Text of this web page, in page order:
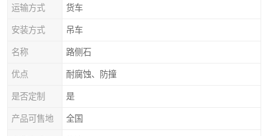
运输方式 货车
安装方式 吊车
名称 路侧石
优点 耐腐蚀、防撞
是否定制 是
产品可售地 全国